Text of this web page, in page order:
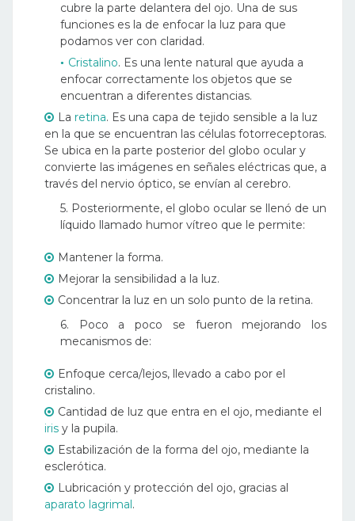
cubre la parte delantera del ojo. Una de sus
funciones es la de enfocar la luz para que
podamos ver con claridad.
Cristalino. Es una lente natural que ayuda a
enfocar correctamente los objetos que se
encuentran a diferentes distancias.
La retina. Es una capa de tejido sensible a la luz
en la que se encuentran las células fotorreceptoras.
Se ubica en la parte posterior del globo ocular y
convierte las imágenes en señales eléctricas que, a
través del nervio óptico, se envían al cerebro.
5. Posteriormente, el globo ocular se llenó de un
líquido llamado humor vítreo que le permite:
Mantener la forma.
Mejorar la sensibilidad a la luz.
Concentrar la luz en un solo punto de la retina.
6. Poco a poco se fueron mejorando los
mecanismos de:
Enfoque cerca/lejos, llevado a cabo por el
cristalino.
Cantidad de luz que entra en el ojo, mediante el
iris y la pupila.
Estabilización de la forma del ojo, mediante la
esclerótica.
Lubricación y protección del ojo, gracias al
aparato lagrimal.